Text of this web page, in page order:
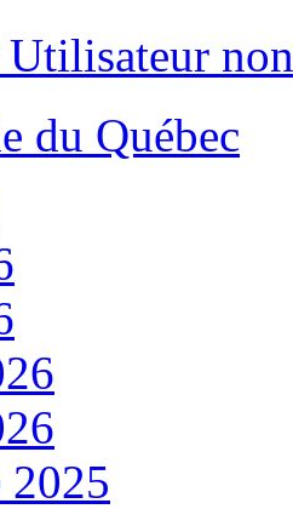
Utilisateur
du Québec
2025